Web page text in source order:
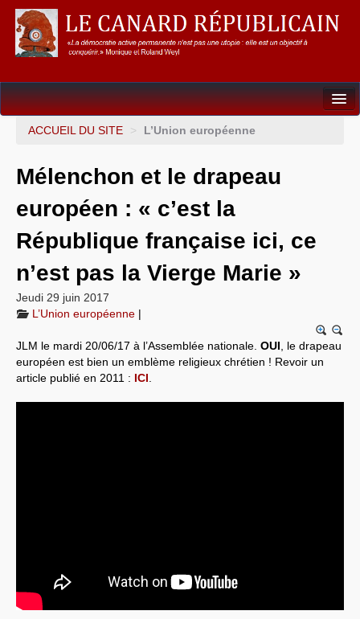
Dossiers
Un éléphant, ça trompe énormément !
Gouvernance mondiale & mondialisation
International
Résistances
L’Empire américain
Systèmes & société sous contrôle
ACCUEIL DU SITE > L’Union européenne
Mélenchon et le drapeau
européen : « c’est la
République française ici, ce
n’est pas la Vierge Marie »
Jeudi 29 juin 2017
L’Union européenne |
JLM le mardi 20/06/17 à l’Assemblée nationale. OUI , le drapeau
européen est bien un emblème religieux chrétien ! Revoir un
article publié en 2011 : ICI